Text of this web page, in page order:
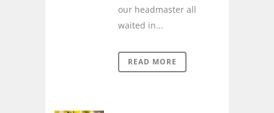
our headmaster all
waited in...
READ MORE